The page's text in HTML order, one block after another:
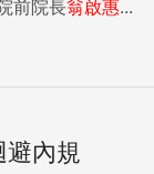
前院長翁啟惠...
內規